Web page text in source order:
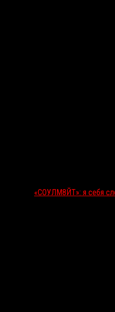
«СОУЛМ8ЙТ»: я себя